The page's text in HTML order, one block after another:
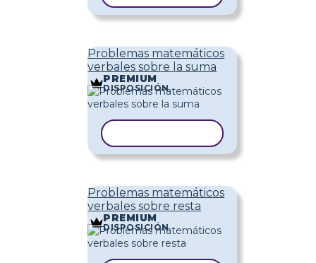
Problemas matemáticos
verbales sobre la suma
PREMIUM
DISPOSICIÓN
Problemas matemáticos
verbales sobre resta
PREMIUM
DISPOSICIÓN